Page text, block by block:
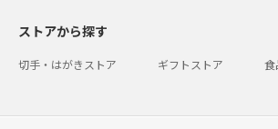
ストアから探す
切手・はがきストア ギフトストア 食